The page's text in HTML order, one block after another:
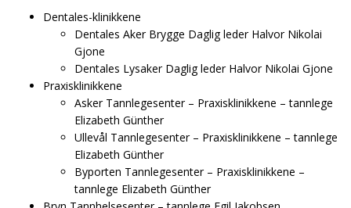
Dentales-klinikkene
Dentales Aker Brygge Daglig leder Halvor Nikolai
Gjone
Dentales Lysaker Daglig leder Halvor Nikolai Gjone
Praxisklinikkene
Asker Tannlegesenter – Praxisklinikkene – tannlege
Elizabeth Günther
Ullevål Tannlegesenter – Praxisklinikkene – tannlege
Elizabeth Günther
Byporten Tannlegesenter – Praxisklinikkene –
tannlege Elizabeth Günther